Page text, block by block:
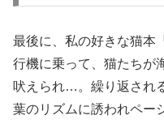
最後に、私の好きな猫本
行機に乗って、猫たちが
吠えられ…。繰り返され
葉のリズムに誘われペー